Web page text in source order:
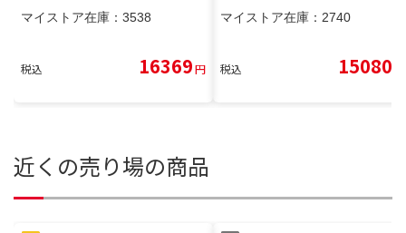
マイストア在庫： 3538
税込 16369円
マイストア在庫： 2740
税込 15080
近くの売り場の商品